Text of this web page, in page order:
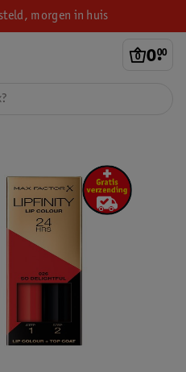
morgen in huis
0.
00